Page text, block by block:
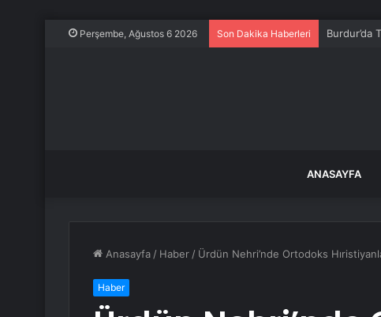
Perşembe, Ağustos 6 2026 Son Dakika Haberleri Burdur’da
ANASAYFA
Anasayfa / Haber / Ürdün Nehri’nde Ortodoks
Haber